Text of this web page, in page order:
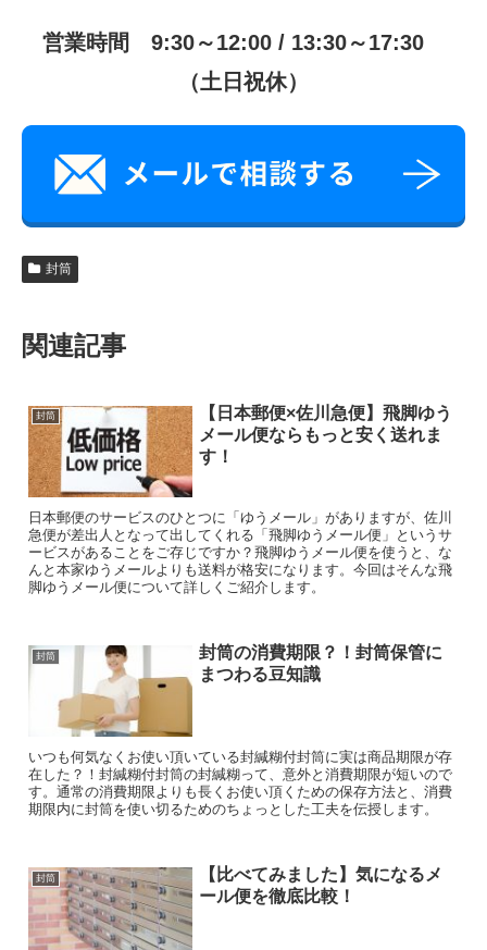
営業時間 9:30～12:00 / 13:30～17:30
（土日祝休）
封筒
関連記事
封筒
【日本郵便×佐川急便】飛脚ゆう
メール便ならもっと安く送れま
す！
日本郵便のサービスのひとつに「ゆうメール」がありますが、佐川
急便が差出人となって出してくれる「飛脚ゆうメール便」というサ
ービスがあることをご存じですか？飛脚ゆうメール便を使うと、な
んと本家ゆうメールよりも送料が格安になります。今回はそんな飛
脚ゆうメール便について詳しくご紹介します。
封筒
封筒の消費期限？！封筒保管に
まつわる豆知識
いつも何気なくお使い頂いている封緘糊付封筒に実は商品期限が存
在した？！封緘糊付封筒の封緘糊って、意外と消費期限が短いので
す。通常の消費期限よりも長くお使い頂くための保存方法と、消費
期限内に封筒を使い切るためのちょっとした工夫を伝授します。
封筒
【比べてみました】気になるメ
ール便を徹底比較！